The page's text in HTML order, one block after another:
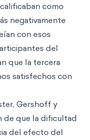
como
negativamente
con esos
del
que la tercera
satisfechos con
Gershoff y
de que la dificultad
del efecto del